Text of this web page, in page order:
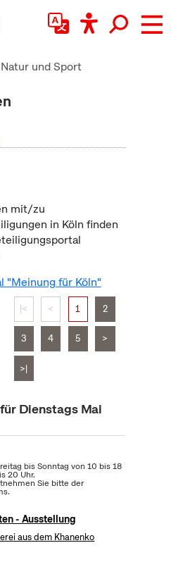
und Sport
mit/zu
in Köln finden
"Meinung für Köln"
|< < 1 2
3 4 5 >
>|
Dienstags Mai
bis Sonntag von 10 bis 18
20 Uhr.
Sie bitte der
- Ausstellung
aus dem Khanenko